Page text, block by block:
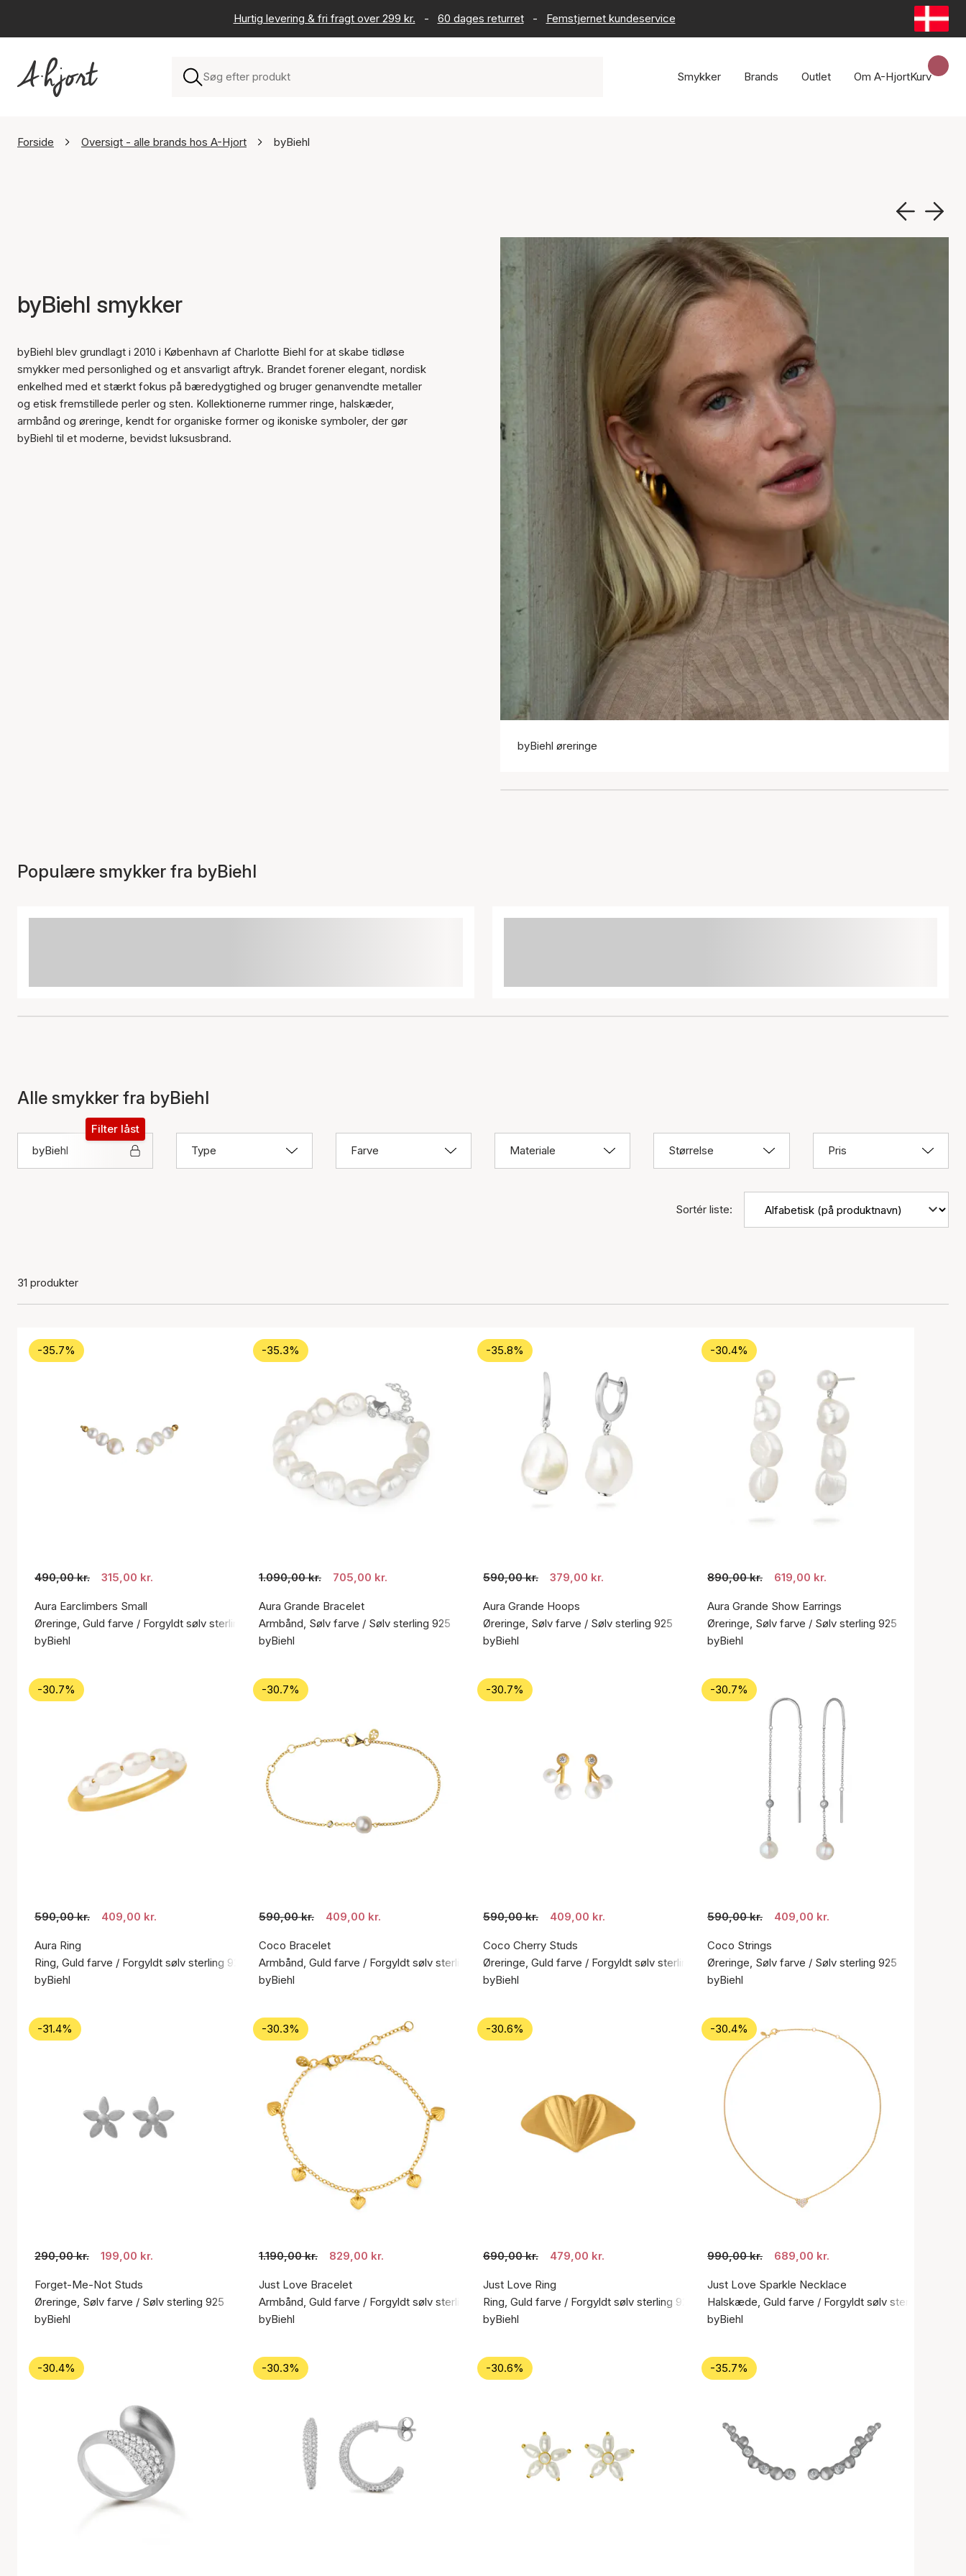
Hurtig levering & fri fragt over 299 kr. - 60 dages returret - Femstjernet kundeservice
Smykker Brands Outlet Om A-HjortKurv
Forside Oversigt - alle brands hos A-Hjort byBiehl
byBiehl smykker
byBiehl blev grundlagt i 2010 i København af Charlotte Biehl for at skabe tidløse
smykker med personlighed og et ansvarligt aftryk. Brandet forener elegant, nordisk
enkelhed med et stærkt fokus på bæredygtighed og bruger genanvendte metaller
og etisk fremstillede perler og sten. Kollektionerne rummer ringe, halskæder,
armbånd og øreringe, kendt for organiske former og ikoniske symboler, der gør
byBiehl til et moderne, bevidst luksusbrand.
byBiehl øreringe
Populære smykker fra byBiehl
Alle smykker fra byBiehl
byBiehl
Filter låst
Type
Farve Materiale Størrelse Pris
Sortér liste:
31 produkter
-35.7%
490,00 kr. 315,00 kr.
Aura Earclimbers Small
Øreringe, Guld farve / Forgyldt sølv sterling 925
byBiehl
-35.3%
1.090,00 kr. 705,00 kr.
Aura Grande Bracelet
Armbånd, Sølv farve / Sølv sterling 925
byBiehl
-35.8%
590,00 kr. 379,00 kr.
Aura Grande Hoops
Øreringe, Sølv farve / Sølv sterling 925
byBiehl
-30.4%
890,00 kr. 619,00 kr.
Aura Grande Show Earrings
Øreringe, Sølv farve / Sølv sterling 925
byBiehl
-30.7%
590,00 kr. 409,00 kr.
Aura Ring
Ring, Guld farve / Forgyldt sølv sterling 925
byBiehl
-30.7%
590,00 kr. 409,00 kr.
Coco Bracelet
Armbånd, Guld farve / Forgyldt sølv sterling 925
byBiehl
-30.7%
590,00 kr. 409,00 kr.
Coco Cherry Studs
Øreringe, Guld farve / Forgyldt sølv sterling 925
byBiehl
-30.7%
590,00 kr. 409,00 kr.
Coco Strings
Øreringe, Sølv farve / Sølv sterling 925
byBiehl
-31.4%
290,00 kr. 199,00 kr.
Forget-Me-Not Studs
Øreringe, Sølv farve / Sølv sterling 925
byBiehl
-30.3%
1.190,00 kr. 829,00 kr.
Just Love Bracelet
Armbånd, Guld farve / Forgyldt sølv sterling 925
byBiehl
-30.6%
690,00 kr. 479,00 kr.
Just Love Ring
Ring, Guld farve / Forgyldt sølv sterling 925
byBiehl
-30.4%
990,00 kr. 689,00 kr.
Just Love Sparkle Necklace
Halskæde, Guld farve / Forgyldt sølv sterling 925
byBiehl
-30.4% -30.3% -30.6% -35.7%